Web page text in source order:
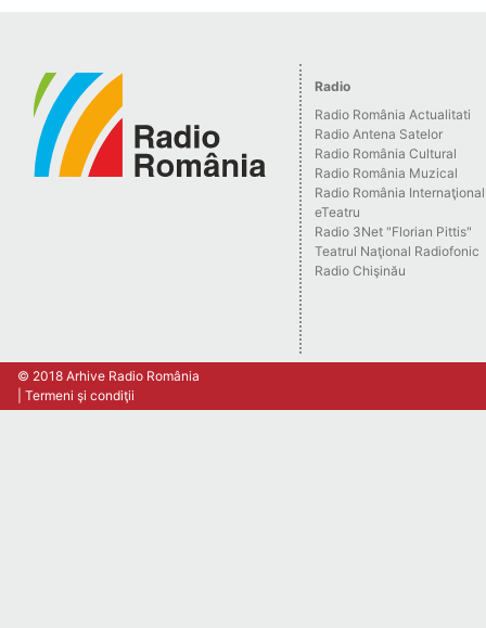
Radio
Radio România Actualitati
Radio Antena Satelor
Radio România Cultural
Radio România Muzical
Radio România Internaţional
eTeatru
Radio 3Net "Florian Pittis"
Teatrul Naţional Radiofonic
Radio Chişinău
© 2018 Arhive Radio România
Termeni şi condiţii